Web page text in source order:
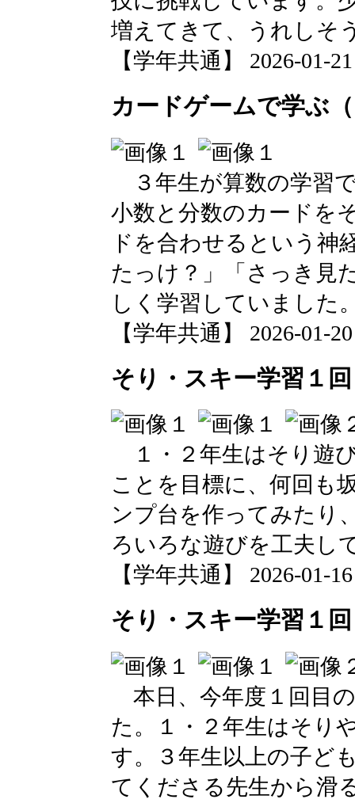
増えてきて、うれしそ
【学年共通】 2026-01-
カードゲームで学ぶ
３年生が算数の学習
小数と分数のカードを
ドを合わせるという神
たっけ？」「さっき見
しく学習していました
【学年共通】 2026-01-
そり・スキー学習１
１・２年生はそり遊
ことを目標に、何回も
ンプ台を作ってみたり
ろいろな遊びを工夫し
【学年共通】 2026-01-
そり・スキー学習１
本日、今年度１回目
た。１・２年生はそり
す。３年生以上の子ど
てくださる先生から滑